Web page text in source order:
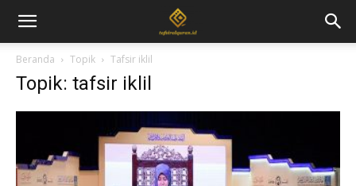
Beranda Topik Tafsir iklil
Topik: tafsir iklil